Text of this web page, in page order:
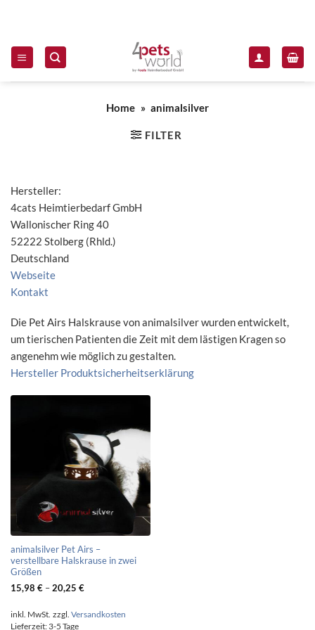
Home » animalsilver
FILTER
Hersteller:
4cats Heimtierbedarf GmbH
Wallonischer Ring 40
52222 Stolberg (Rhld.)
Deutschland
Webseite
Kontakt
Die Pet Airs Halskrause von animalsilver wurden entwickelt,
um tierischen Patienten die Zeit mit dem lästigen Kragen so
angenehm wie möglich zu gestalten.
Hersteller Produktsicherheitserklärung
animalsilver Pet Airs –
verstellbare Halskrause in zwei
Größen
15,98 €–20,25 €
inkl. MwSt. zzgl. Versandkosten
Lieferzeit: 3-5 Tage